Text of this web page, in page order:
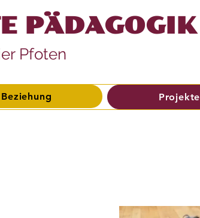
PÄDAGOGIK
Pfoten
Projekte